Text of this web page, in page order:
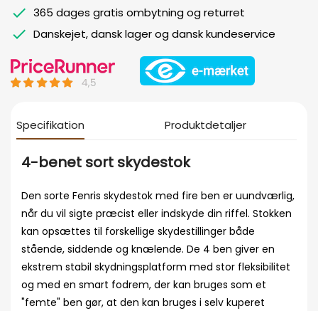
365 dages gratis ombytning og returret
Danskejet, dansk lager og dansk kundeservice
Specifikation Produktdetaljer
4-benet sort skydestok
Den sorte Fenris skydestok med fire ben er uundværlig,
når du vil sigte præcist eller indskyde din riffel. Stokken
kan opsættes til forskellige skydestillinger både
stående, siddende og knælende. De 4 ben giver en
ekstrem stabil skydningsplatform med stor fleksibilitet
og med en smart fodrem, der kan bruges som et
"femte" ben gør, at den kan bruges i selv kuperet